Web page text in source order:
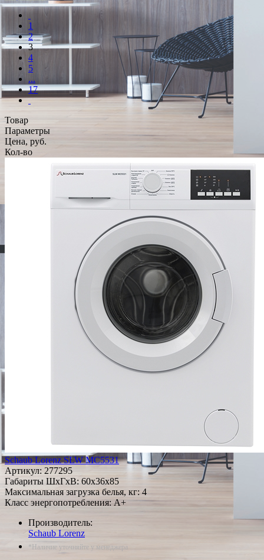
1
2
3
4
5
...
17
Товар
Параметры
Цена, руб.
Кол-во
Schaub Lorenz SLW MC5531
Артикул: 277295
Габариты ШxГxВ: 60x36x85
Максимальная загрузка белья, кг: 4
Класс энергопотребления: A+
Производитель:
Schaub Lorenz
*Наличие уточняйте у менеджера